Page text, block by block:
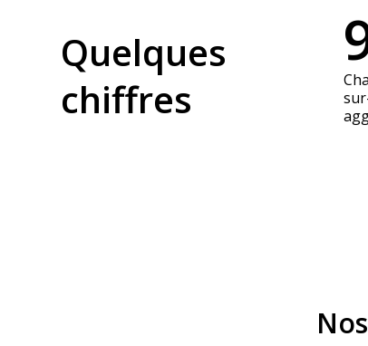
Quelques
chiffres